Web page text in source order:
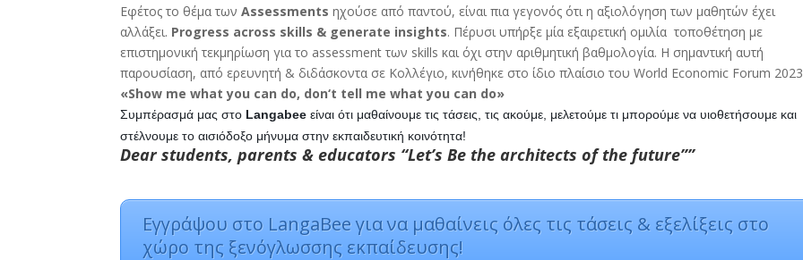
Eφέτος το θέμα τωνAssessments ηχούσε από παντού, είναι πια γεγονός ότι η αξιολόγηση των μαθητών έχει
αλλάξει. Progress across skills & generate insights. Πέρυσι υπήρξε μία εξαιρετική ομιλία τοποθέτηση με
επιστημονική τεκμηρίωση για το assessment των skills και όχι στην αριθμητική βαθμολογία. Η σημαντική αυτή
παρουσίαση, από ερευνητή & διδάσκοντα σε Κολλέγιο, κινήθηκε στο ίδιο πλαίσιο του World Economic Forum 2023
«Show me what you can do, don‘t tell me what you can do»
Συμπέρασμά μας στο Langabee είναι ότι μαθαίνουμε τις τάσεις, τις ακούμε, μελετούμε τι μπορούμε να υιοθετήσουμε και
στέλνουμε το αισιόδοξο μήνυμα στην εκπαιδευτική κοινότητα!
Dear students, parents & educators “Let’s Be the architects of the future””
Εγγράψου στο LangaBee για να μαθαίνεις όλες τις τάσεις & εξελίξεις στο
χώρο της ξενόγλωσσης εκπαίδευσης!